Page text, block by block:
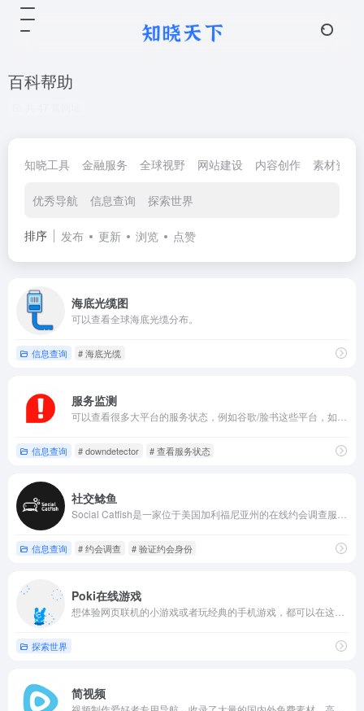
百科帮助
知晓工具 金融服务 全球视野 网站建设 内容创作 素材资源
优秀导航 信息查询 探索世界
排序 发布 更新 浏览 点赞
海底光缆图
可以查看全球海底光缆分布。
信息查询 # 海底光缆
服务监测
信息查询 # downdetector # 查看服务状态
社交鲶鱼
信息查询 # 约会调查 # 验证约会身份
Poki在线游戏
探索世界
简视频